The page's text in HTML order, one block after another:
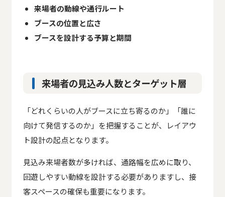
来場者の動線や通行ルート
ブースの位置と広さ
ブースを設計する予算と期間
来場者の見込み人数とターゲット層
「どれくらいの人がブースに立ち寄るのか」「誰に
向けて発信するのか」を把握することが、レイアウ
ト設計の起点となります。
見込み来場者数が多ければ、通路幅を広めに取り、
回遊しやすい動線を設計する必要がありますし、接
客スペースの確保も重要になります。